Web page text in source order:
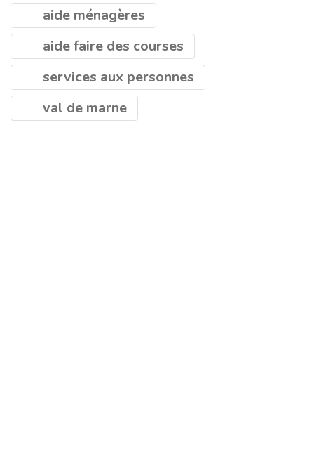
aide ménagères
aide faire des courses
services aux personnes
val de marne